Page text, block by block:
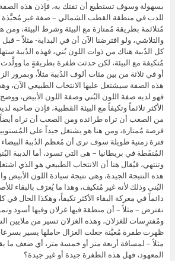
بسهولة وسوف تستطيع أن تفتك به، فإذن هذه
للدب في منطقة القطب الشمالي – صفة غير مُحبَّذة
مُتلائمة بطريقة مُمتازة مع البيئة وشرط البيئة، ومن
والتلاشي، ولو افترضنا الآن أن في البداية- مثلاً –
كل الدُببة هناك من ذوات اللون بُني، فهذه الدُببة
مُتكيفة مع البيئة، لكن حدثت طفرة بطريقةٍ ما
أو في ثلاثة من بين مئات ألوف الدُببة مثلاً،
هذه الصفة سيشتغل عليها الانتخاب الطبيعي الآن،
فهو لديه صفة اللون البُني وصفة اللون الأبيض،
الأكثر تلائماً وتكيفاً مع البيئة القطبية، فإذن صاحبه
من الصعب أن تراه طرائده ومن الصعب أن تراه أيضاً
فرصة مُمتازة، ومن هنا هو يشتغل جيداً على
فترة زمنية طويلة سوف نرى أن مُعظم الدُببة
المُنقَطة في بريطانيا – هى التي تسود، أما الدببة
وتنتهي، فيُقال هنا أن الانتخاب الطبيعي هو الذي
هذه النتيجة الجيدة، وهى نتيجة سيادة اللون الأبيض
دائماً في معركة البقاء الأكثر تكيفاً، وهكذا الحال
نفترض – مثلاً – أن منطقة فيها غزلان وفيها أسود
ومُفترِسات للغزلان، وهذه الغزلان تسير من ملايين
ظهرت طفرة مُعيَّنة جعلت الغزال حاملها يسير
مثلاً – لمسافة أربعة متر أو خمسة متر، أي ضعف ما
المعهود، فهل هذه الطفرة جيدة أو غير جيدة؟